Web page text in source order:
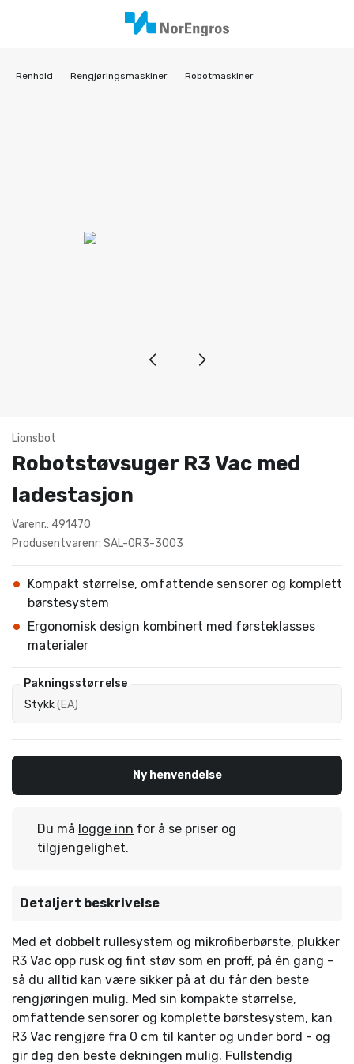
Renhold Rengjøringsmaskiner Robotmaskiner
Lionsbot
Robotstøvsuger R3 Vac med
ladestasjon
Varenr.: 491470
Produsentvarenr: SAL-0R3-3003
Kompakt størrelse, omfattende sensorer og komplett
børstesystem
Ergonomisk design kombinert med førsteklasses
materialer
Pakningsstørrelse
Stykk(EA)
Ny henvendelse
Du må logge inn for å se priser og
tilgjengelighet.
Detaljert beskrivelse
Med et dobbelt rullesystem og mikrofiberbørste, plukker
R3 Vac opp rusk og fint støv som en proff, på én gang -
så du alltid kan være sikker på at du får den beste
rengjøringen mulig. Med sin kompakte størrelse,
omfattende sensorer og komplette børstesystem, kan
R3 Vac rengjøre fra 0 cm til kanter og under bord - og
gir deg den beste dekningen mulig. Fullstendig